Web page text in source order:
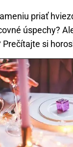
priať
úspechy?
si